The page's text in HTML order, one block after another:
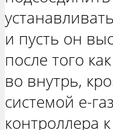
и пусть он
после того
во внутрь,
системой е-
контроллера